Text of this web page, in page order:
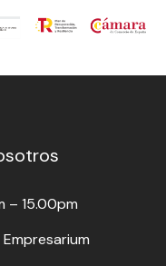
– 15.00pm
Empresarium